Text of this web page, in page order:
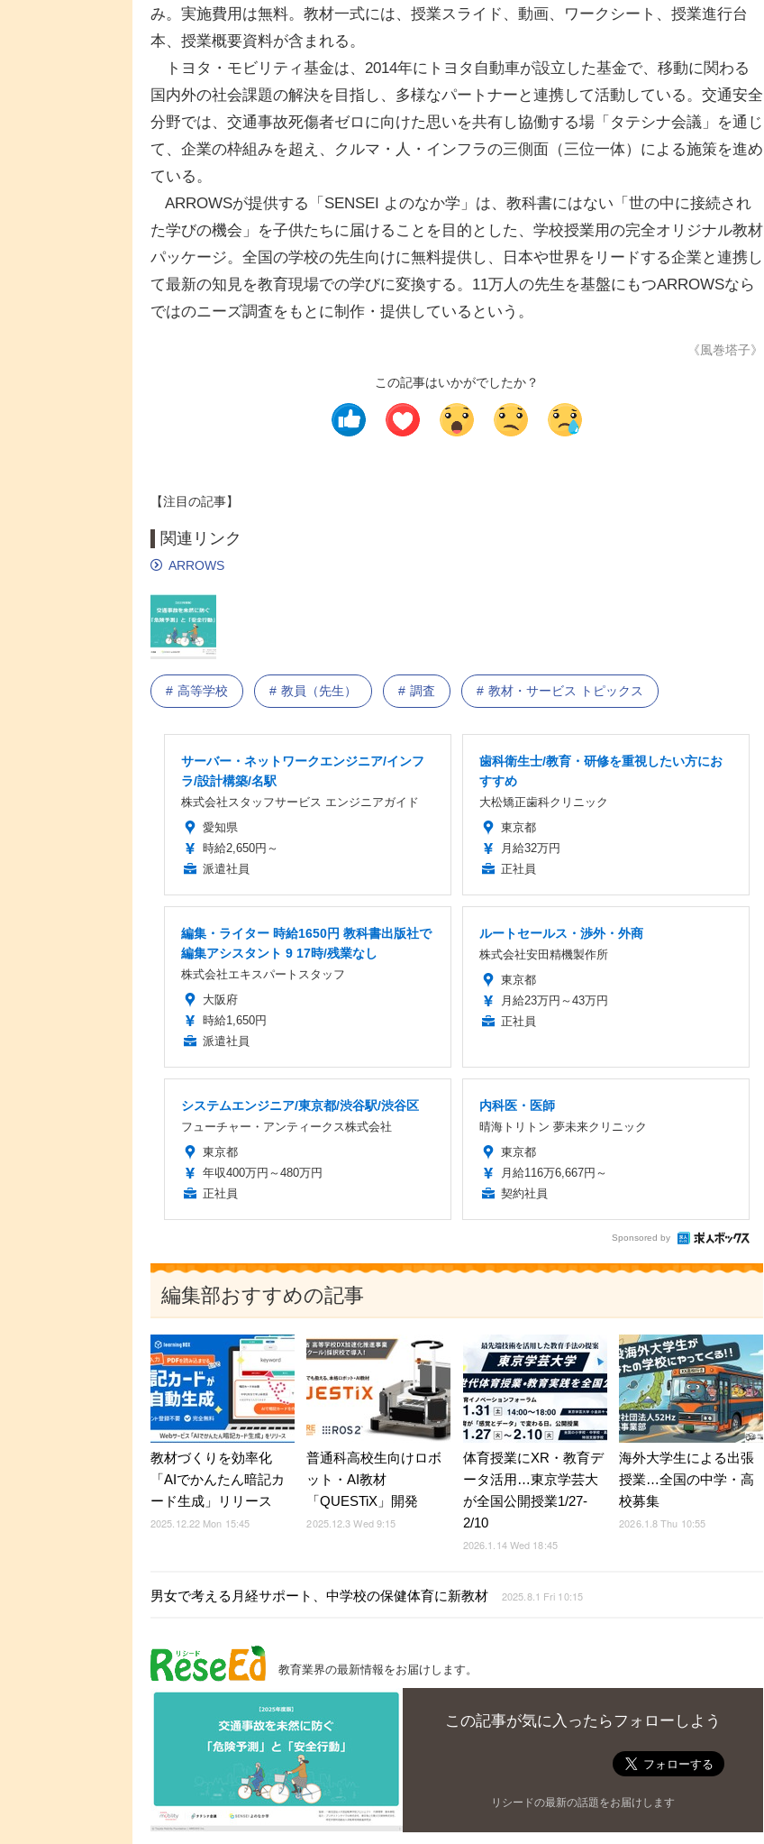
み。実施費用は無料。教材一式には、授業スライド、動画、ワークシート、授業進行台
本、授業概要資料が含まれる。
トヨタ・モビリティ基金は、2014年にトヨタ自動車が設立した基金で、移動に関わる
国内外の社会課題の解決を目指し、多様なパートナーと連携して活動している。交通安全
分野では、交通事故死傷者ゼロに向けた思いを共有し協働する場「タテシナ会議」を通じ
て、企業の枠組みを超え、クルマ・人・インフラの三側面（三位一体）による施策を進め
ている。
ARROWSが提供する「SENSEI よのなか学」は、教科書にはない「世の中に接続され
た学びの機会」を子供たちに届けることを目的とした、学校授業用の完全オリジナル教材
パッケージ。全国の学校の先生向けに無料提供し、日本や世界をリードする企業と連携し
て最新の知見を教育現場での学びに変換する。11万人の先生を基盤にもつARROWSなら
ではのニーズ調査をもとに制作・提供しているという。
《風巻塔子》
この記事はいかがでしたか？
【注目の記事】
関連リンク
ARROWS
高等学校 教員（先生） 調査 教材・サービス トピックス
サーバー・ネットワークエンジニア/インフ
ラ/設計構築/名駅
株式会社スタッフサービス エンジニアガイド
愛知県
時給2,650円～
派遣社員
歯科衛生士/教育・研修を重視したい方にお
すすめ
大松矯正歯科クリニック
東京都
月給32万円
正社員
編集・ライター 時給1650円 教科書出版社で
編集アシスタント 9 17時/残業なし
株式会社エキスパートスタッフ
大阪府
時給1,650円
派遣社員
ルートセールス・渉外・外商
株式会社安田精機製作所
東京都
月給23万円～43万円
正社員
システムエンジニア/東京都/渋谷駅/渋谷区
フューチャー・アンティークス株式会社
東京都
年収400万円～480万円
正社員
内科医・医師
晴海トリトン 夢未来クリニック
東京都
月給116万6,667円～
契約社員
Sponsored by
編集部おすすめの記事
教材づくりを効率化
「AIでかんたん暗記カ
ード生成」リリース
2025.12.22 Mon 15:45
普通科高校生向けロボ
ット・AI教材
「QUESTiX」開発
2025.12.3 Wed 9:15
体育授業にXR・教育デ
ータ活用…東京学芸大
が全国公開授業1/27-
2/10
2026.1.14 Wed 18:45
海外大学生による出張
授業…全国の中学・高
校募集
2026.1.8 Thu 10:55
男女で考える月経サポート、中学校の保健体育に新教材 2025.8.1 Fri 10:15
教育業界の最新情報をお届けします。
この記事が気に入ったらフォローしよう
リシードの最新の話題をお届けします